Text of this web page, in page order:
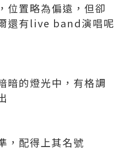
位置略為偏遠，但卻
還有live band演唱呢
暗的燈光中，有格調
，配得上其名號